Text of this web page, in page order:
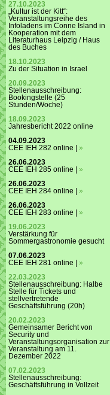
27.10.2023
„Kultur ist der Kitt“:
Veranstaltungsreihe des
Infoladens im Conne Island in
Kooperation mit dem
Literaturhaus Leipzig / Haus
des Buches
18.10.2023
Zu der Situation in Israel
20.09.2023
Stellenausschreibung:
Bookingstelle (25
Stunden/Woche)
18.09.2023
Jahresbericht 2022 online
04.09.2023
CEE IEH 282 online | »
26.06.2023
CEE IEH 285 online | »
26.06.2023
CEE IEH 284 online | »
26.06.2023
CEE IEH 283 online | »
19.06.2023
Verstärkung für
Sommergastronomie gesucht
07.06.2023
CEE IEH 281 online | »
22.03.2023
Stellenausschreibung: Halbe
Stelle für Tickets und
stellvertretende
Geschäftsführung (20h)
20.02.2023
Gemeinsamer Bericht von
Security und
Veranstaltungsorganisation zur
Veranstaltung am 11.
Dezember 2022
07.02.2023
Stellenausschreibung:
Geschäftsführung in Vollzeit